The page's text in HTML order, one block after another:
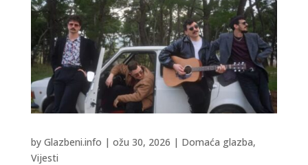
by Glazbeni.info | ožu 30, 2026 | Domaća glazba,
Vijesti